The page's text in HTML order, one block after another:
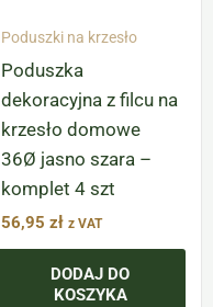
Poduszki na krzesło
Poduszka
dekoracyjna z filcu na
krzesło domowe
36Ø jasno szara –
komplet 4 szt
56,95 zł z VAT
DODAJ DO
KOSZYKA